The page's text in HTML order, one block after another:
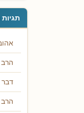
תגיות
הרב
דבר
הרב